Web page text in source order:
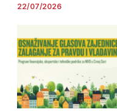
22/07/2026